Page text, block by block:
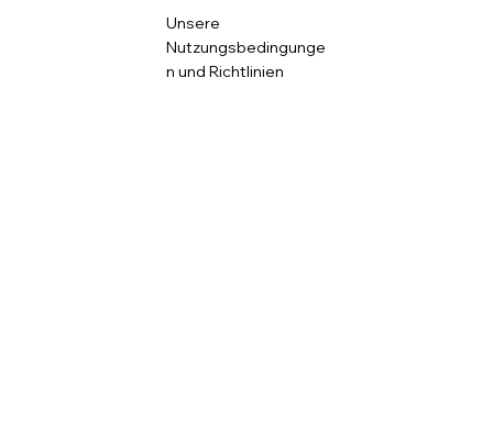
Unsere
Nutzungsbedingunge
n und Richtlinien